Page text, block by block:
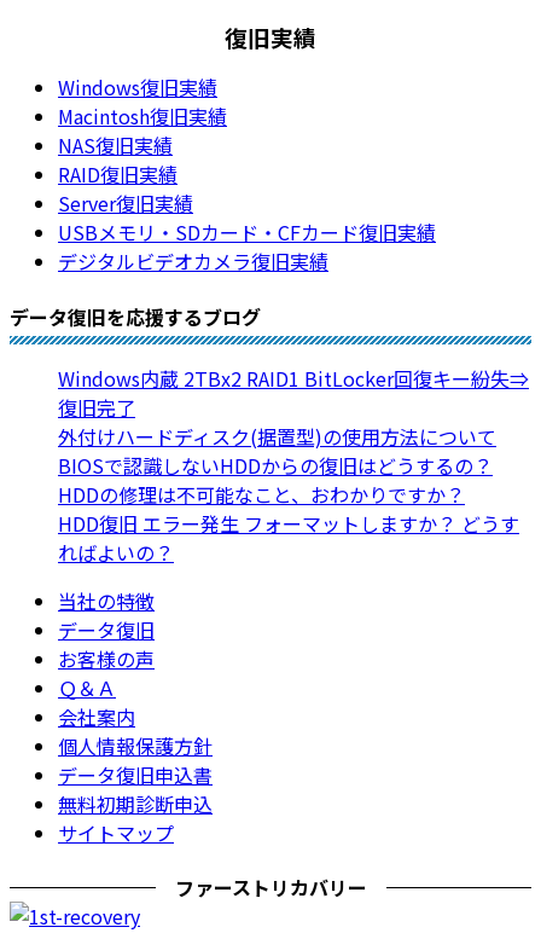
復旧実績
Windows復旧実績
Macintosh復旧実績
NAS復旧実績
RAID復旧実績
Server復旧実績
USBメモリ・SDカード・CFカード復旧実績
デジタルビデオカメラ復旧実績
データ復旧を応援するブログ
Windows内蔵 2TBx2 RAID1 BitLocker回復キー紛失⇒
復旧完了
外付けハードディスク(据置型)の使用方法について
BIOSで認識しないHDDからの復旧はどうするの？
HDDの修理は不可能なこと、おわかりですか？
HDD復旧 エラー発生 フォーマットしますか？ どうす
ればよいの？
当社の特徴
データ復旧
お客様の声
Ｑ＆Ａ
会社案内
個人情報保護方針
データ復旧申込書
無料初期診断申込
サイトマップ
ファーストリカバリー